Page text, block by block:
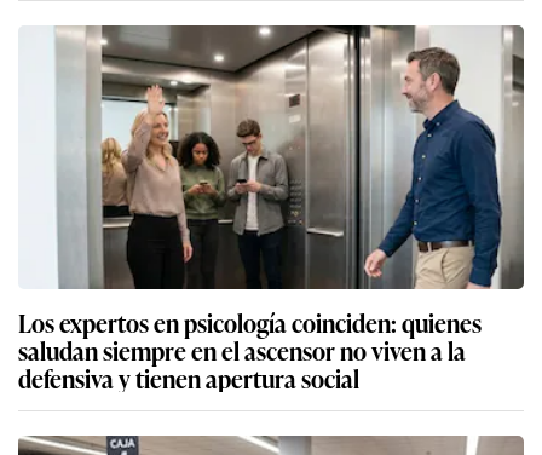
Los expertos en psicología coinciden: quienes
saludan siempre en el ascensor no viven a la
defensiva y tienen apertura social